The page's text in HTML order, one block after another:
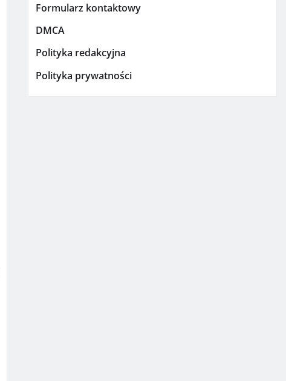
Formularz kontaktowy
DMCA
Polityka redakcyjna
Polityka prywatności